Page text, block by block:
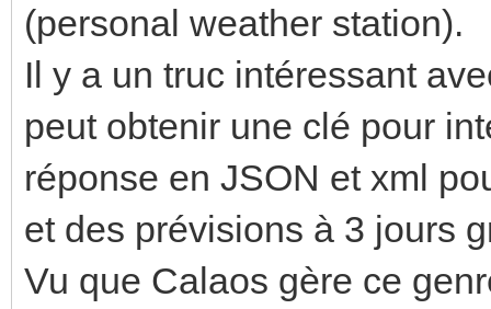
(personal weather station).
Il y a un truc intéressant
peut obtenir une clé pour
réponse en JSON et xml
et des prévisions à 3 jours
Vu que Calaos gère ce